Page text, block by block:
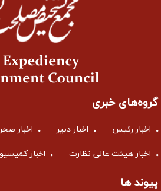
گروه‌های خبری
اخبار رئیس اخبار دبیر اخبار
اخبار هیئت عالی نظارت اخبار
پیوند ها